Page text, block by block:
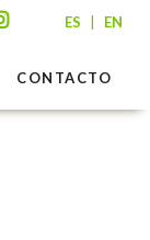
ES | EN
CONTACTO